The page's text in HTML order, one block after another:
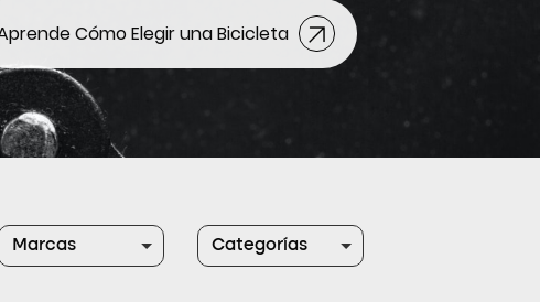
Cómo Elegir una Bicicleta
Marcas Categorías